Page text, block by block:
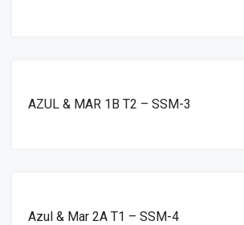
AZUL & MAR 1B T2 – SSM-3
Azul & Mar 2A T1 – SSM-4